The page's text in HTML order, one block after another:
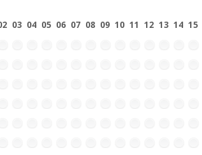
03 04 05 06 07 08 09 10 11 12 13 14 15